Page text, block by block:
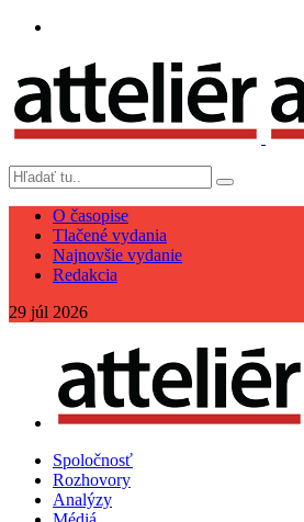
O časopise
Tlačené vydania
Najnovšie vydanie
Redakcia
29 júl 2026
Spoločnosť
Rozhovory
Analýzy